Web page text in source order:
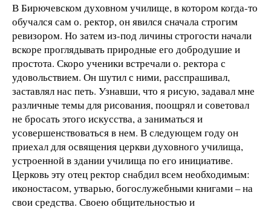
В Бирючевском духовном училище, в котором когда-то
обучался сам о. ректор, он явился сначала строгим
ревизором. Но затем из-под личины строгости начали
вскоре проглядывать природные его добродушие и
простота. Скоро ученики встречали о. ректора с
удовольствием. Он шутил с ними, расспрашивал,
заставлял нас петь. Узнавши, что я рисую, задавал мне
различные темы для рисования, поощрял и советовал
не бросать этого искусства, а заниматься и
усовершенствоваться в нем. В следующем году он
приехал для освящения церкви духовного училища,
устроенной в здании училища по его инициативе.
Церковь эту отец ректор снабдил всем необходимым:
иконостасом, утварью, богослужебными книгами – на
свои средства. Своею общительностью и